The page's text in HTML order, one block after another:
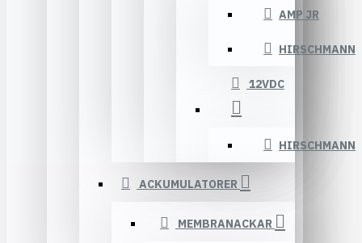
AMP JR
HIRSCHMANN
12VDC
HIRSCHMANN
ACKUMULATORER
MEMBRANACKAR